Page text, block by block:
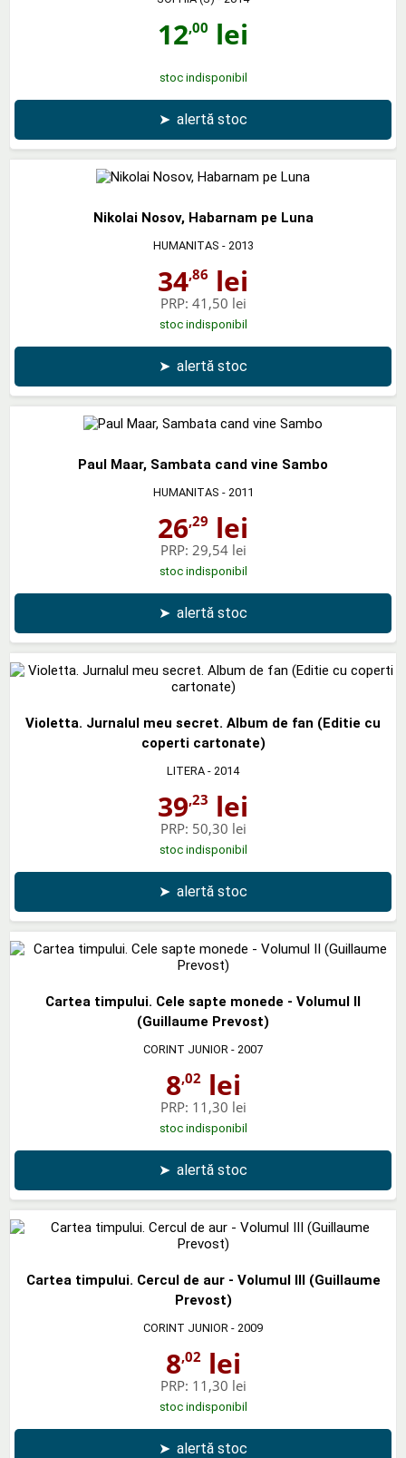
12,00 lei
stoc indisponibil
➤ alertă stoc
Nikolai Nosov, Habarnam pe Luna
HUMANITAS - 2013
34,86 lei
PRP: 41,50 lei
stoc indisponibil
➤ alertă stoc
Paul Maar, Sambata cand vine Sambo
HUMANITAS - 2011
26,29 lei
PRP: 29,54 lei
stoc indisponibil
➤ alertă stoc
Violetta. Jurnalul meu secret. Album de fan (Editie cu
coperti cartonate)
LITERA - 2014
39,23 lei
PRP: 50,30 lei
stoc indisponibil
➤ alertă stoc
Cartea timpului. Cele sapte monede - Volumul II
(Guillaume Prevost)
CORINT JUNIOR - 2007
8,02lei
PRP: 11,30 lei
stoc indisponibil
➤ alertă stoc
Cartea timpului. Cercul de aur - Volumul III (Guillaume
Prevost)
CORINT JUNIOR - 2009
8,02lei
PRP: 11,30 lei
stoc indisponibil
➤ alertă stoc